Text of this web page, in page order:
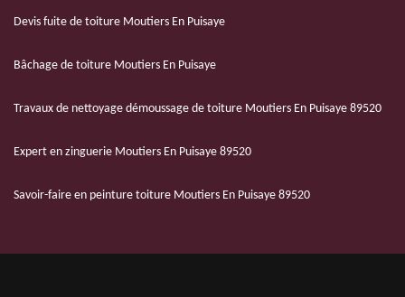
Devis fuite de toiture Moutiers En Puisaye
Bâchage de toiture Moutiers En Puisaye
Travaux de nettoyage démoussage de toiture Moutiers En Puisaye 89520
Expert en zinguerie Moutiers En Puisaye 89520
Savoir-faire en peinture toiture Moutiers En Puisaye 89520